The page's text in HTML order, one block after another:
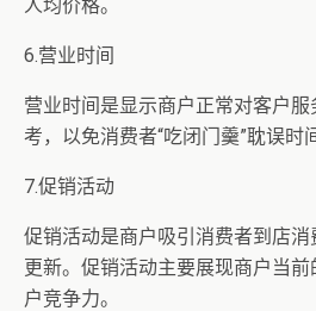
人均价格。
6.营业时间
营业时间是显示商户正常对客户
考，以免消费者“吃闭门羹”耽误时
7.促销活动
促销活动是商户吸引消费者到店
更新。促销活动主要展现商户当
户竞争力。